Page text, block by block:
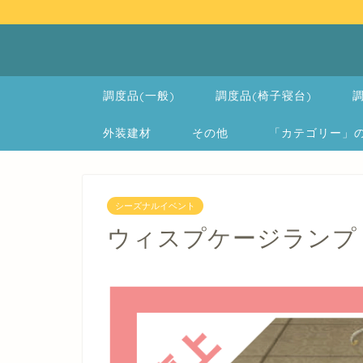
調度品(一般) 調度品(椅子寝台)
外装建材 その他 「カテゴリー
シーズナルイベント
ウィスプケージラン